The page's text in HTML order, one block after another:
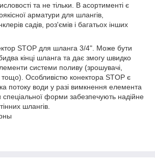
та не тільки. В асортименті є
арматури для шлангів,
садів, роз'ємів і багатьох інших
STOP для шланга 3/4". Може бути
кінці шланга та дає змогу швидко
системи поливу (зрошувачі,
тощо). Особливістю конектора STOP є
потоку води у разі вимкнення елемента
спеціальної форми забезпечують надійне
шлангів.